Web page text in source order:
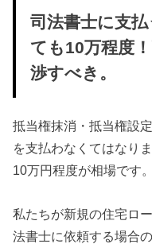
司法書士に支
ても10万程度
渉すべき。
抵当権抹消・抵当権設
を支払わなくてはなり
10万円程度が相場です。
私たちが新規の住宅ロ
法書士に依頼する場合